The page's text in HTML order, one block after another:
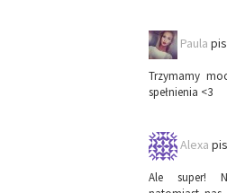
Paula
Trzymamy
spełnienia <3
Alexa
Ale super!